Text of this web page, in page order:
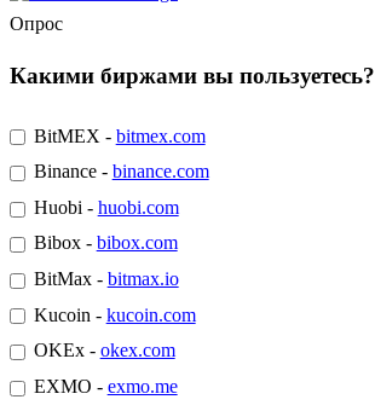
Опрос
Какими биржами вы пользуетесь?
BitMEX - bitmex.com
Binance - binance.com
Huobi - huobi.com
Bibox - bibox.com
BitMax - bitmax.io
Kucoin - kucoin.com
OKEx - okex.com
EXMO - exmo.me